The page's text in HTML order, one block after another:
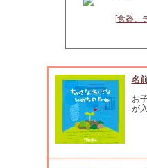
[食器、
名
お
が